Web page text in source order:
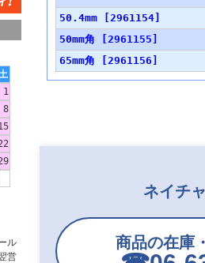
1
8
ル
営
50.4mm [2961154]
50mm角 [2961155]
65mm角 [2961156]
ネイチ
商品の在庫